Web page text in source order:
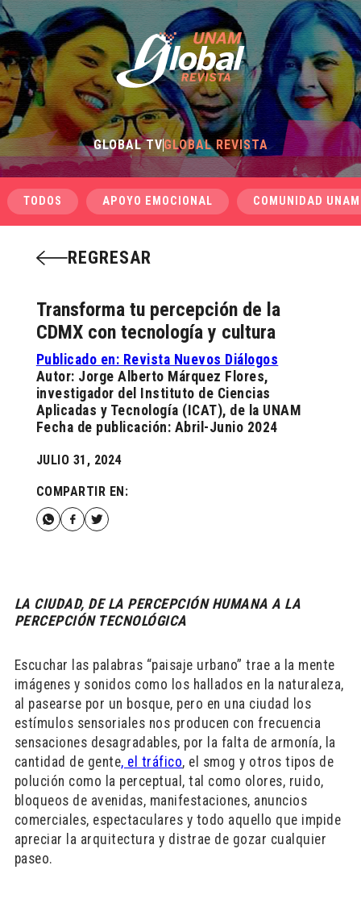
GLOBAL TVGLOBAL REVISTA
TODOS APOYO EMOCIONAL COMUNIDAD UNAM
REGRESAR
Transforma tu percepción de la
CDMX con tecnología y cultura
Publicado en: Revista Nuevos Diálogos
Autor: Jorge Alberto Márquez Flores,
investigador del Instituto de Ciencias
Aplicadas y Tecnología (ICAT), de la UNAM
Fecha de publicación: Abril-Junio 2024
JULIO 31, 2024
COMPARTIR EN:
LA CIUDAD, DE LA PERCEPCIÓN HUMANA A LA
PERCEPCIÓN TECNOLÓGICA
Escuchar las palabras “paisaje urbano” trae a la mente
imágenes y sonidos como los hallados en la naturaleza,
al pasearse por un bosque, pero en una ciudad los
estímulos sensoriales nos producen con frecuencia
sensaciones desagradables, por la falta de armonía, la
cantidad de gente, el tráfico, el smog y otros tipos de
polución como la perceptual, tal como olores, ruido,
bloqueos de avenidas, manifestaciones, anuncios
comerciales, espectaculares y todo aquello que impide
apreciar la arquitectura y distrae de gozar cualquier
paseo.